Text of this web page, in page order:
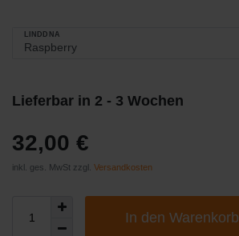
LINDDNA
Lieferbar in 2 - 3 Wochen
32,00 €
inkl. ges. MwSt zzgl. Versandkosten
In den Warenkorb